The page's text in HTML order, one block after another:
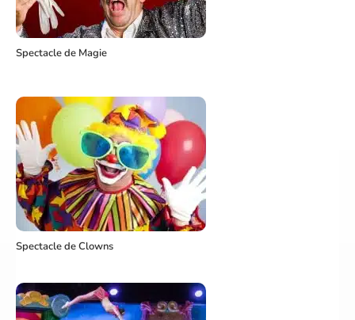
Spectacle de Magie
Spectacle de Clowns